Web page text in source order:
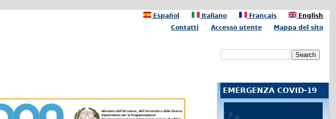
English
Français
Italiano
Español
Mappa del sito
Accesso utente
Contatti
EMERGENZA COVID-19